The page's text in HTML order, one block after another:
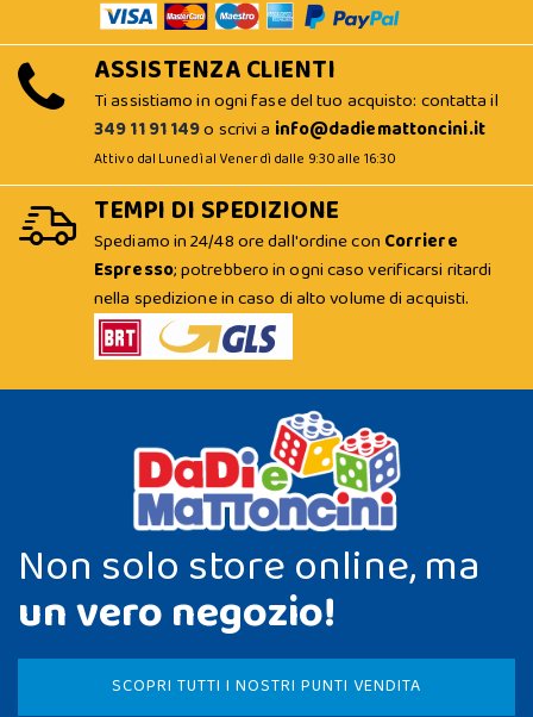
ASSISTENZA CLIENTI
Ti assistiamo in ogni fase del tuo acquisto: contatta il
349 11 91 149o scrivi a info@dadiemattoncini.it
Attivo dal Lunedì al Venerdì dalle 9:30 alle 16:30
TEMPI DI SPEDIZIONE
Spediamo in 24/48 ore dall'ordine con Corriere
Espresso; potrebbero in ogni caso verificarsi ritardi
nella spedizione in caso di alto volume di acquisti.
Non solo store online, ma
un vero negozio!
SCOPRI TUTTI I NOSTRI PUNTI VENDITA